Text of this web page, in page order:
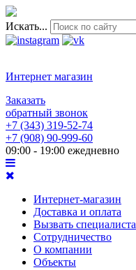
Искать...
Интернет магазин
Заказать
обратный звонок
+7 (343) 319-52-74
+7 (908) 90-999-60
09:00 - 19:00 ежедневно
Интернет-магазин
Доставка и оплата
Вызвать специалиста
Сотрудничество
О компании
Объекты